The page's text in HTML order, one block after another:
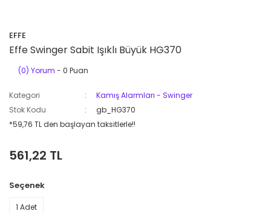
EFFE
Effe Swinger Sabit Işıklı Büyük HG370
(0) Yorum - 0 Puan
Kategori
Kamış Alarmları - Swinger
Stok Kodu
gb_HG370
*59,76 TL den başlayan taksitlerle!!
561,22 TL
Seçenek
1 Adet